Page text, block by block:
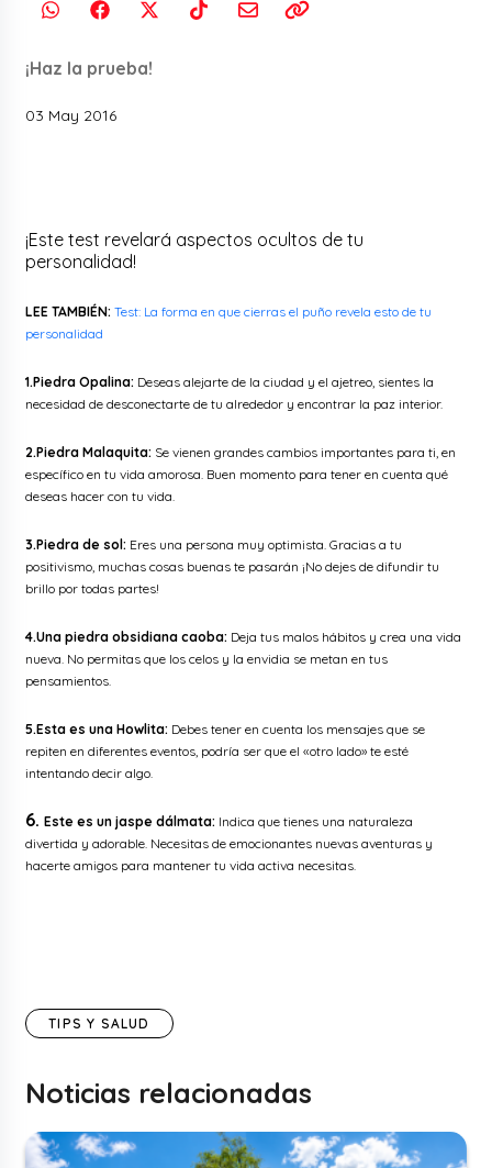
¡Haz la prueba!
03 May 2016
¡Este test revelará aspectos ocultos de tu
personalidad!
LEE TAMBIÉN:Test: La forma en que cierras el puño revela esto de tu
personalidad
1.Piedra Opalina: Deseas alejarte de la ciudad y el ajetreo, sientes la
necesidad de desconectarte de tu alrededor y encontrar la paz interior.
2.Piedra Malaquita: Se vienen grandes cambios importantes para ti, en
específico en tu vida amorosa. Buen momento para teneren cuenta qué
deseas hacer con tu vida.
3.Piedra de sol: Eres una persona muy optimista. Gracias a tu
positivismo, muchas cosas buenas te pasarán ¡No dejes de difundir tu
brillo por todas partes!
4.Una piedra obsidiana caoba: Deja tus malos hábitos y crea una vida
nueva. No permitas que los celos y la envidia se metan en tus
pensamientos.
5.Esta es una Howlita: Debestener en cuenta los mensajes que se
repiten en diferentes eventos, podría ser que el «otro lado» te esté
intentando decir algo.
6.Este es un jaspe dálmata: Indica que tienes una naturaleza
divertida y adorable. Necesitas de emocionantes nuevas aventuras y
hacerte amigos para mantener tu vida activa necesitas.
TIPS Y SALUD
Noticias relacionadas